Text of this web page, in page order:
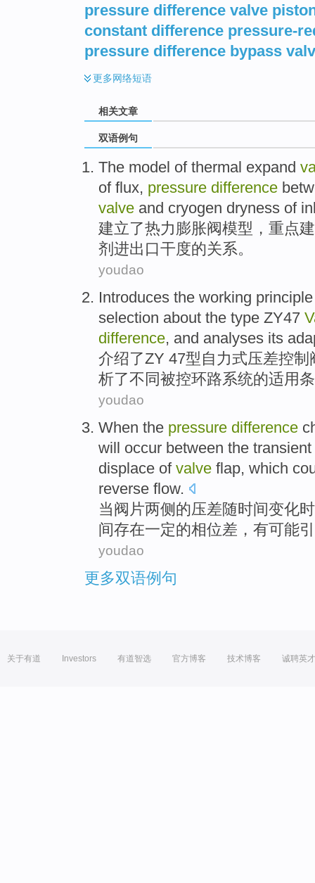
pressure difference valve
constant difference pressure-
pressure difference bypass
更多网络短语
相关文章
双语例句
The model of thermal expand
of flux, pressure difference
valve and cryogen dryness of
建立了热力膨胀阀模型 ，重点
剂 进出口干度的关系。
youdao
Introduces the working principle
selection about the type ZY47
difference, and analyses its
介绍了ZY 47型 自力式压差控制
析了不同被控环路系统的适用
youdao
When the pressure difference
will occur between the transient
displace of valve flap, which
reverse flow.
当阀 片两侧 的压差随时间变化
间存在一定的相位差 ， 有可能
youdao
更多双语例句
关于有道 Investors 有道智选 官方博客 技术博客 诚聘英才